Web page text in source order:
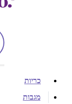
כריות
מגבות